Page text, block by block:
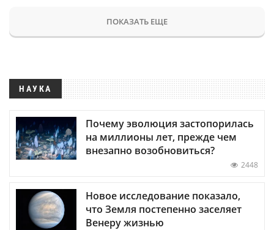
ПОКАЗАТЬ ЕЩЕ
НАУКА
Почему эволюция застопорилась
на миллионы лет, прежде чем
внезапно возобновиться?
2448
Новое исследование показало,
что Земля постепенно заселяет
Венеру жизнью